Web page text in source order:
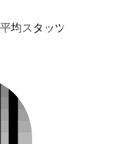
均スタッツ